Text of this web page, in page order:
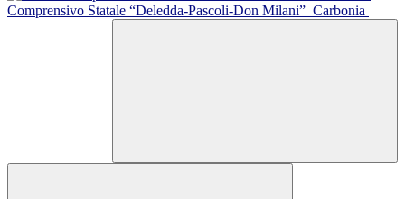
Comprensivo Statale “Deledda-Pascoli-Don Milani” Carbonia